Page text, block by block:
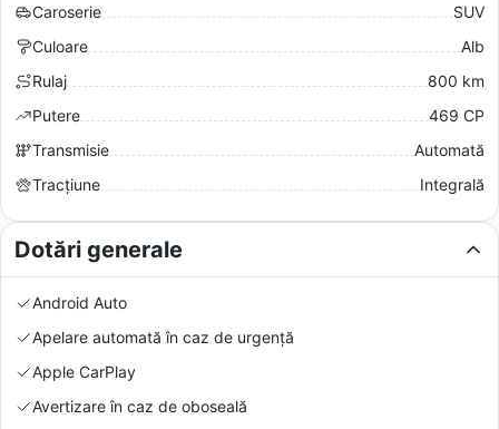
Caroserie
SUV
Culoare
Alb
Rulaj
800 km
Putere
469 CP
Transmisie
Automată
Tracțiune
Integrală
Dotări generale
Android Auto
Apelare automată în caz de urgență
Apple CarPlay
Avertizare în caz de oboseală